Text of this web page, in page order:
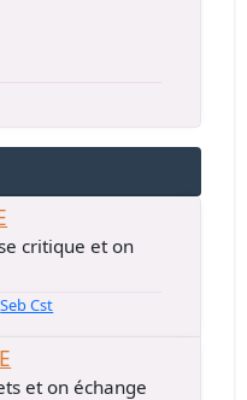
critique et on
Seb Cst
et on échange